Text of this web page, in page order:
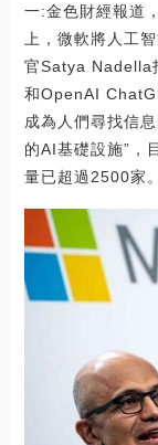
一:金色財經報道
上，微軟將人工
官Satya Nadella
和OpenAI
成為人們尋找信
的AI基礎設施”，
量已超過2500